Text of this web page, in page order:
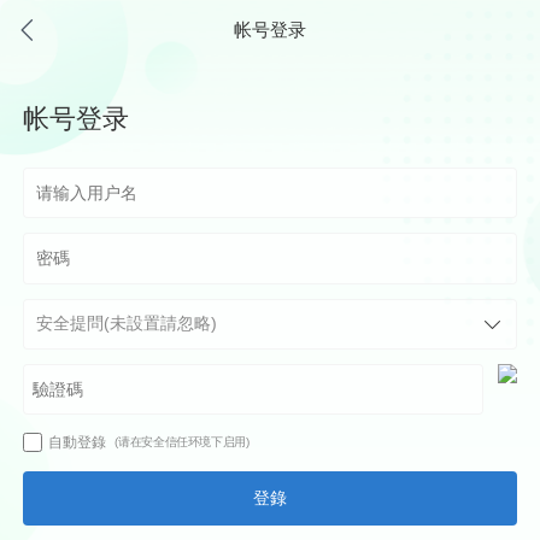
帐号登录
帐号登录
自動登錄 (请在安全信任环境下启用)
登錄